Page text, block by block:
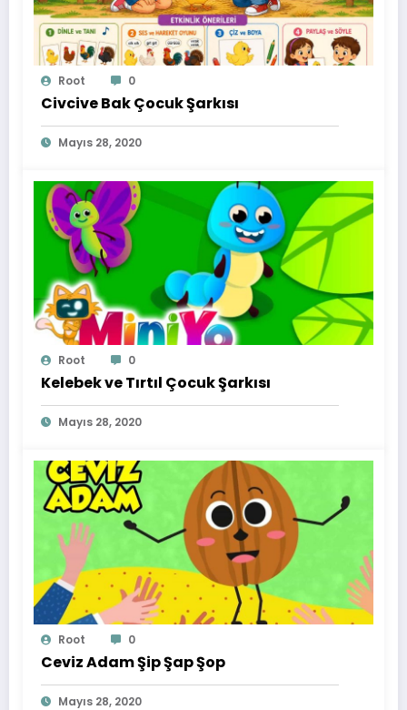
Root 0
Civcive Bak Çocuk Şarkısı
Mayıs 28, 2020
Root 0
Kelebek ve Tırtıl Çocuk Şarkısı
Mayıs 28, 2020
Root 0
Ceviz Adam Şip Şap Şop
Mayıs 28, 2020